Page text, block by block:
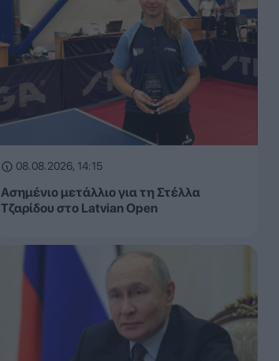
08.08.2026, 14:15
Ασημένιο μετάλλιο για τη Στέλλα
Τζαρίδου στο Latvian Open